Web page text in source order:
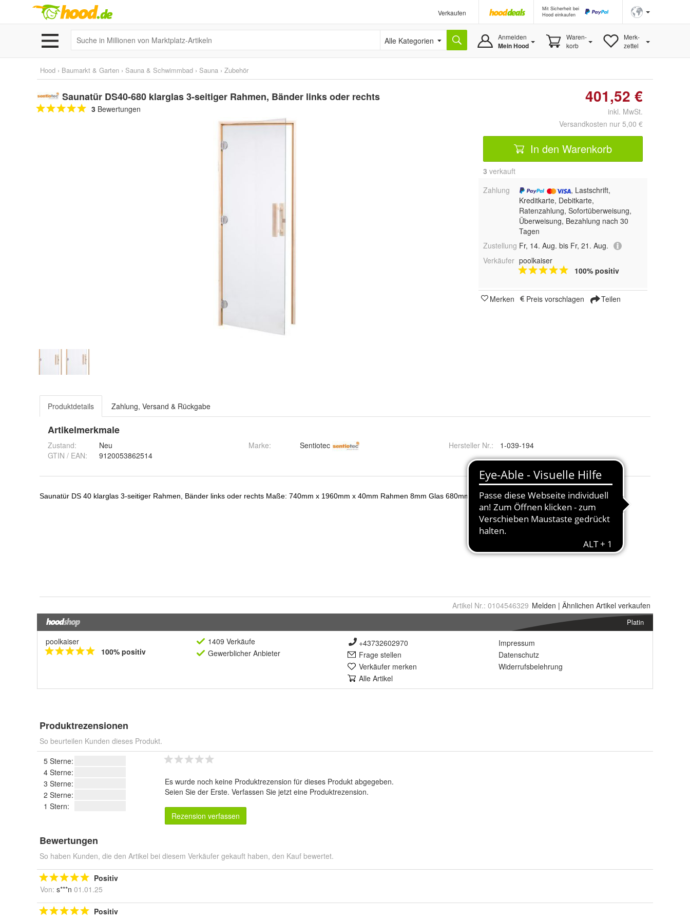
Verkaufen
Mit Sicherheit bei
Hood einkaufen
Alle Kategorien Anmelden
Mein Hood
Waren-
korb
Merk-
zettel
Hood › Baumarkt & Garten › Sauna & Schwimmbad › Sauna › Zubehör
Saunatür DS40-680 klarglas 3-seitiger Rahmen, Bänder links oder rechts
3 Bewertungen
401,52 €
inkl. MwSt.
Versandkosten nur 5,00 €
In den Warenkorb
3 verkauft
Zahlung
, Lastschrift,
Kreditkarte, Debitkarte,
Ratenzahlung, Sofortüberweisung,
Überweisung, Bezahlung nach 30
Tagen
Zustellung Fr, 14. Aug. bis Fr, 21. Aug.
Verkäufer poolkaiser
100% positiv
Merken Preis vorschlagen Teilen
Produktdetails Zahlung, Versand & Rückgabe
Artikelmerkmale
Zustand:
Neu
GTIN / EAN:
9120053862514
Marke: Sentiotec Hersteller Nr.: 1-039-194
Artikel Nr.: 0104546329 Melden | Ähnlichen Artikel verkaufen
Platin
poolkaiser
100% positiv
1409 Verkäufe
Gewerblicher Anbieter
+43732602970
Frage stellen
Verkäufer merken
Alle Artikel
Impressum
Datenschutz
Widerrufsbelehrung
Produktrezensionen
So beurteilen Kunden dieses Produkt.
5 Sterne:
4 Sterne:
3 Sterne:
2 Sterne:
1 Stern:
Es wurde noch keine Produktrezension für dieses Produkt abgegeben.
Seien Sie der Erste. Verfassen Sie jetzt eine Produktrezension.
Rezension verfassen
Bewertungen
So haben Kunden, die den Artikel bei diesem Verkäufer gekauft haben, den Kauf bewertet.
Positiv
Von: s***n 01.01.25
Positiv